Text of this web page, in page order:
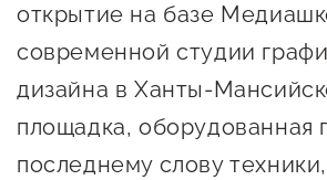
О центре
Поддержка центра
Онлайн-витрина
Истории успеха
программ и
предпринимательства
Центр инноваций
открытие на базе
современной студии
дизайна в Ханты-
площадка, оборудованная
последнему слову